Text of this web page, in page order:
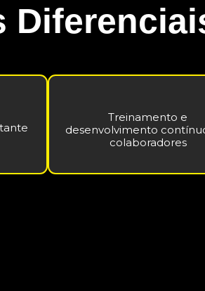
Treinamento e
desenvolvimento
colaboradores